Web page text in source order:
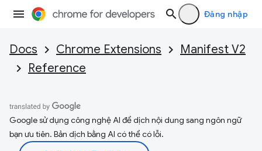
Đăng nhập
Docs Chrome Extensions
Manifest V2
Reference
Google sử dụng công nghệ AI để dịch nội dung sang ngôn ngữ
bạn ưu tiên. Bản dịch bằng AI có thể có lỗi.